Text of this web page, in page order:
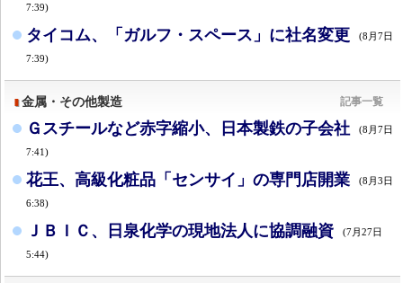
7:39)
タイコム、「ガルフ・スペース」に社名変更 (8月7日
7:39)
金属・その他製造 記事一覧
Ｇスチールなど赤字縮小、日本製鉄の子会社 (8月7日
7:41)
花王、高級化粧品「センサイ」の専門店開業 (8月3日
6:38)
ＪＢＩＣ、日泉化学の現地法人に協調融資 (7月27日
5:44)